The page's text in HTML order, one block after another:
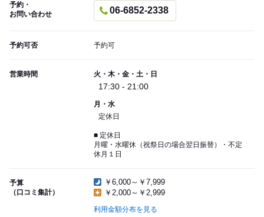
予約・
お問い合わせ
06-6852-2338
予約可否 予約可
営業時間 火・木・金・土・日
17:30 - 21:00
月・水
定休日
■ 定休日
月曜・水曜休（祝祭日の場合翌日振替）・不定
休月１日
予算
（口コミ集計）
￥6,000～￥7,999
￥2,000～￥2,999
利用金額分布を見る